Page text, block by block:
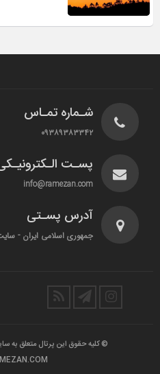
شـماره تمـاس
۰۹۳۸۹۳۸۳۳۴۲
پسـت
info@ramezan.com
آدرس پسـتی
جمهوری اسلامی ایران -
© کلیه حقوق این پرتال متعلق به